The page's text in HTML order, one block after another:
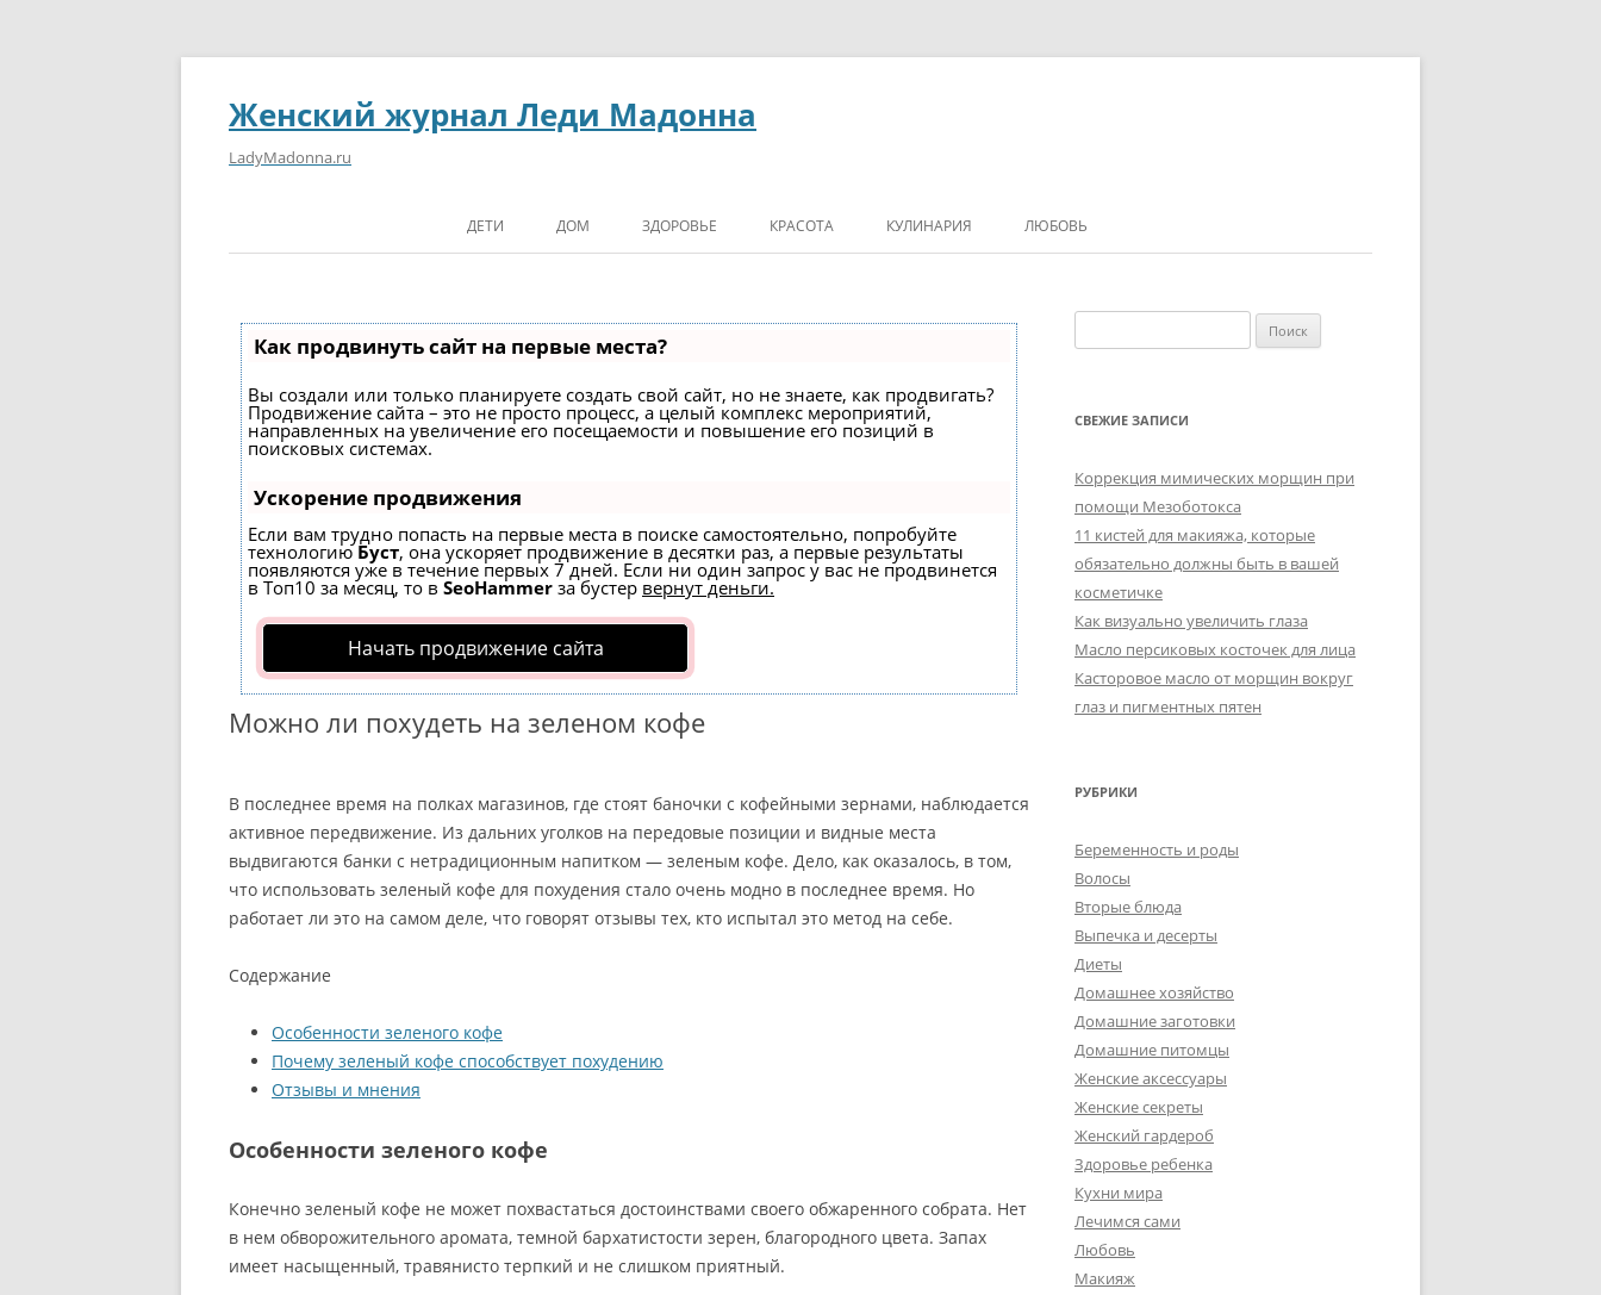
Женский журнал Леди Мадонна
LadyMadonna.ru
ДЕТИ ДОМ ЗДОРОВЬЕ КРАСОТА КУЛИНАРИЯ ЛЮБОВЬ
Как продвинуть сайт на первые места?
Вы создали или только планируете создать свой сайт, но не знаете, как продвигать?
Продвижение сайта – это не просто процесс, а целый комплекс мероприятий,
направленных на увеличение его посещаемости и повышение его позиций в
поисковых системах.
Ускорение продвижения
Если вам трудно попасть на первые места в поиске самостоятельно, попробуйте
технологиюБуст, она ускоряет продвижение в десятки раз, а первые результаты
появляются уже в течение первых 7 дней. Если ни один запрос у вас не продвинется
в Топ10 за месяц, то в SeoHammer за бустер вернут деньги.
Начать продвижение сайта
Можно ли похудеть на зеленом кофе
В последнее время на полках магазинов, где стоят баночки с кофейными зернами, наблюдается
активное передвижение. Из дальних уголков на передовые позиции и видные места
выдвигаются банки с нетрадиционным напитком — зеленым кофе. Дело, как оказалось, в том,
что использовать зеленый кофе для похудения стало очень модно в последнее время. Но
работает ли это на самом деле, что говорят отзывы тех, кто испытал это метод на себе.
Содержание
Особенности зеленого кофе
Почему зеленый кофе способствует похудению
Отзывы и мнения
Особенности зеленого кофе
Конечно зеленый кофе не может похвастаться достоинствами своего обжаренного собрата. Нет
в нем обворожительного аромата, темной бархатистости зерен, благородного цвета. Запах
имеет насыщенный, травянисто терпкий и не слишком приятный.
СВЕЖИЕ ЗАПИСИ
Коррекция мимических морщин при
помощи Мезоботокса
11 кистей для макияжа, которые
обязательно должны быть в вашей
косметичке
Как визуально увеличить глаза
Масло персиковых косточек для лица
Касторовое масло от морщин вокруг
глаз и пигментных пятен
РУБРИКИ
Беременность и роды
Волосы
Вторые блюда
Выпечка и десерты
Диеты
Домашнее хозяйство
Домашние заготовки
Домашние питомцы
Женские аксессуары
Женские секреты
Женский гардероб
Здоровье ребенка
Кухни мира
Лечимся сами
Любовь
Макияж